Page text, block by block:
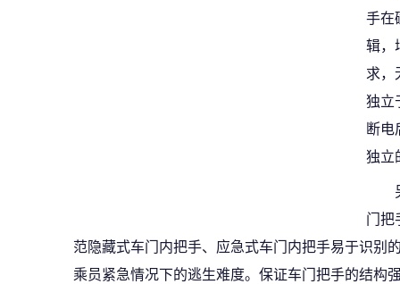
手在
辑，
求，
独立
断电
独立
门把
范隐藏式车门内把手、应急式车门内把手易于识别
乘员紧急情况下的逃生难度。保证车门把手的结构